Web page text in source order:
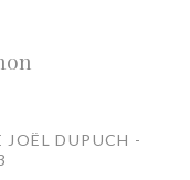
JOËL DUPUCH -